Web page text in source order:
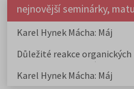
nejnovější seminárky,
Karel Hynek Mácha: Máj
Důležité reakce organických
sloučenin a jejich význam
Karel Hynek Mácha: Máj